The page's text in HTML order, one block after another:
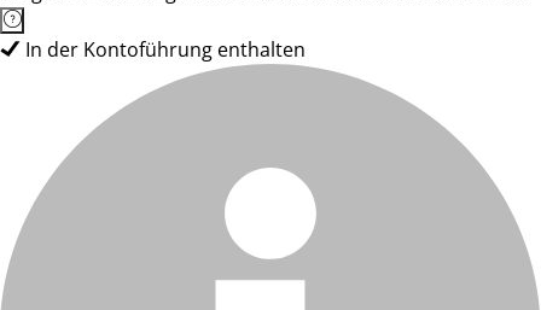
In der Kontoführung enthalten